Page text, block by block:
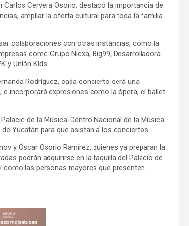
Cervera Osorio, destacó la importancia de
ampliar la oferta cultural para toda la familia
colaboraciones con otras instancias, como la
como Grupo Nicxa, Big99, Desarrolladora
y Unión Kids.
Rodríguez, cada concierto será una
incorporará expresiones como la ópera, el ballet
de la Música-Centro Nacional de la Música
Yucatán para que asistan a los conciertos.
y Óscar Osorio Ramírez, quienes ya preparan la
podrán adquirirse en la taquilla del Palacio de
como las personas mayores que presenten